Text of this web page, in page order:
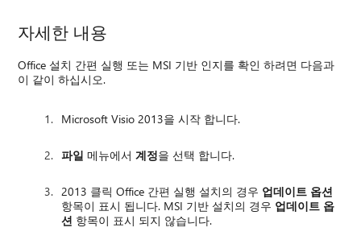
자세한 내용
Office 설치 간편 실행 또는 MSI 기반 인지를 확인 하려면 다음과
이 같이 하십시오.
Microsoft Visio 2013을 시작 합니다.
파일메뉴에서계정을 선택 합니다.
2013 클릭 Office 간편 실행 설치의 경우 업데이트 옵션
항목이 표시 됩니다. MSI 기반 설치의 경우 업데이트 옵
션 항목이 표시 되지 않습니다.